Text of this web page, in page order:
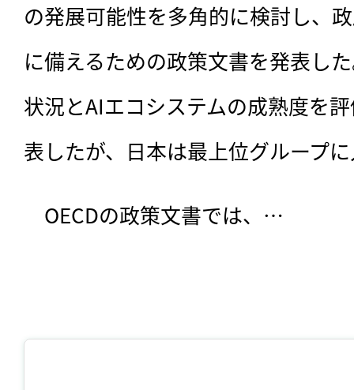
の発展可能性を多角的に検討し、
に備えるための政策文書を発表し
状況とAIエコシステムの成熟度を
表したが、日本は最上位グループ
OECDの政策文書では、…